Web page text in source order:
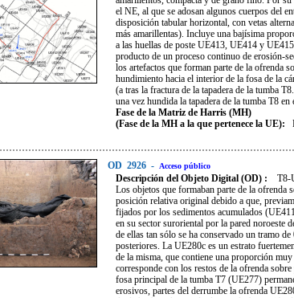
el NE, al que se adosan algunos cuerpos del
disposición tabular horizontal, con vetas
más amarillentas). Incluye una bajísima
a las huellas de poste UE413, UE414 y
producto de un proceso continuo de erosión-
los artefactos que forman parte de la ofrenda
hundimiento hacia el interior de la fosa de la
(a tras la fractura de la tapadera de la tumba
una vez hundida la tapadera de la tumba T8
Fase de la Matriz de Harris (MH)
(Fase de la MH a la que pertenece la UE):
OD 2926 - Acceso público
Descripción del Objeto Digital (OD) :
T8-
Los objetos que formaban parte de la ofrenda
posición relativa original debido a que,
fijados por los sedimentos acumulados
en su sector suroriental por la pared noroeste
de ellas tan sólo se ha conservado un tramo
posteriores. La UE280c es un estrato
de la misma, que contiene una proporción
corresponde con los restos de la ofrenda
fosa principal de la tumba T7 (UE277)
erosivos, partes del derrumbe la ofrenda